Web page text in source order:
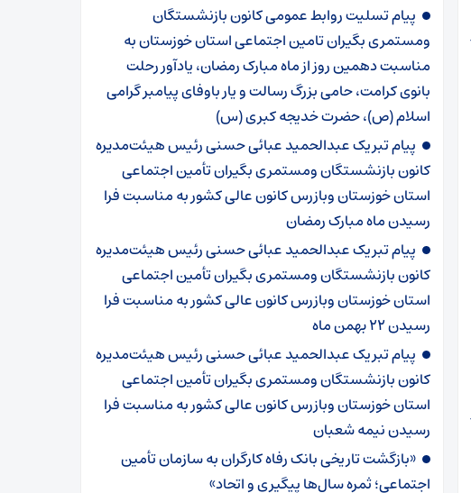
پیام تسلیت روابط عمومی کانون بازنشستگان
ومستمری بگیران تامین اجتماعی استان خوزستان به
مناسبت دهمین روز از ماه مبارک رمضان، یادآور رحلت
بانوی کرامت، حامی بزرگ رسالت و یار باوفای پیامبر گرامی
اسلام (ص)، حضرت خدیجه کبری (س)
پیام تبریک عبدالحمید عبائی حسنی رئیس هیئت‌مدیره
کانون بازنشستگان ومستمری بگیران تأمین اجتماعی
استان خوزستان وبازرس کانون عالی کشور به مناسبت فرا
رسیدن ماه مبارک رمضان
پیام تبریک عبدالحمید عبائی حسنی رئیس هیئت‌مدیره
کانون بازنشستگان ومستمری بگیران تأمین اجتماعی
استان خوزستان وبازرس کانون عالی کشور به مناسبت فرا
رسیدن ۲۲ بهمن ماه
پیام تبریک عبدالحمید عبائی حسنی رئیس هیئت‌مدیره
کانون بازنشستگان ومستمری بگیران تأمین اجتماعی
استان خوزستان وبازرس کانون عالی کشور به مناسبت فرا
رسیدن نیمه شعبان
«بازگشت تاریخی بانک رفاه کارگران به سازمان تأمین
اجتماعی؛ ثمره سال‌ها پیگیری و اتحاد»